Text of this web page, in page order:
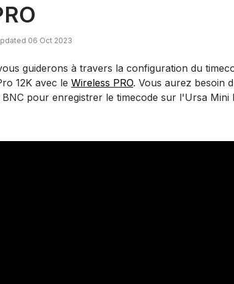
06 Oct 2023
guiderons à travers la configuration du
12K avec le Wireless PRO. Vous aurez besoin
pour enregistrer le timecode sur l'Ursa Mini